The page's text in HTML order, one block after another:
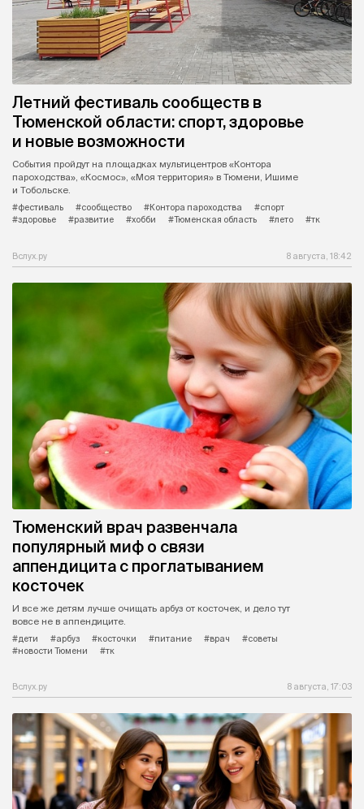
Летний фестиваль сообществ в
Тюменской области: спорт, здоровье
и новые возможности
События пройдут на площадках мультицентров «Контора
пароходства», «Космос», «Моя территория» в Тюмени, Ишиме
и Тобольске.
#фестиваль
#сообщество #Контора пароходства
#спорт
#здоровье
#развитие #хобби #Тюменская область #лето #тк
Вслух.ру 8 августа, 18:42
Тюменский врач развенчала
популярный миф о связи
аппендицита с проглатыванием
косточек
И все же детям лучше очищать арбуз от косточек, и дело тут
вовсе не в аппендиците.
#дети
#арбуз #косточки #питание #врач
#советы
#новости Тюмени
#тк
Вслух.ру 8 августа, 17:03